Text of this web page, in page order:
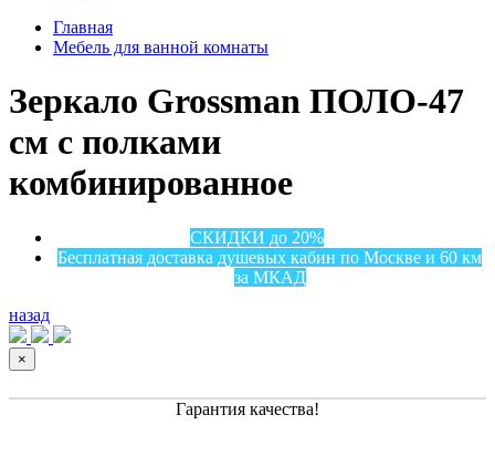
Главная
Мебель для ванной комнаты
Зеркало Grossman ПОЛО-47
см с полками
комбинированное
СКИДКИ до 20%
Бесплатная доставка душевых кабин по Москве и 60 км
за МКАД
назад
×
Гарантия качества!